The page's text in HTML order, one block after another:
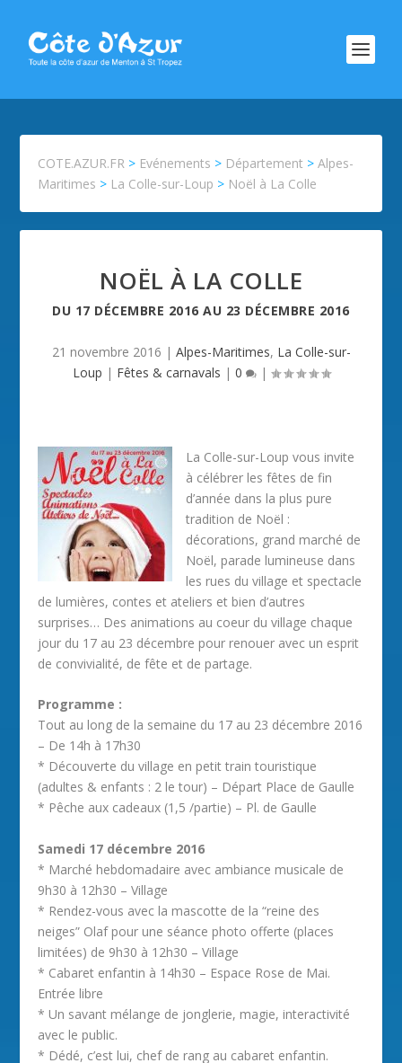
COTE.AZUR.FR > Evénements > Département >Alpes-
Maritimes > La Colle-sur-Loup > Noël à La Colle
NOËL À LA COLLE
DU 17 DÉCEMBRE 2016 AU 23 DÉCEMBRE 2016
21 novembre 2016 | Alpes-Maritimes, La Colle-sur-
Loup | Fêtes & carnavals | 0 |
La Colle-sur-Loup vous invite
à célébrer les fêtes de fin
d’année dans la plus pure
tradition de Noël :
décorations, grand marché de
Noël, parade lumineuse dans
les rues du village et spectacle
de lumières, contes et ateliers et bien d’autres
surprises… Des animations au coeur du village chaque
jour du 17 au 23 décembre pour renouer avec un esprit
de convivialité, de fête et de partage.
Programme :
Tout au long de la semaine du 17 au 23 décembre 2016
– De 14h à 17h30
* Découverte du village en petit train touristique
(adultes & enfants : 2 le tour) – Départ Place de Gaulle
* Pêche aux cadeaux (1,5 /partie) – Pl. de Gaulle
Samedi 17 décembre 2016
* Marché hebdomadaire avec ambiance musicale de
9h30 à 12h30 – Village
* Rendez-vous avec la mascotte de la “reine des
neiges” Olaf pour une séance photo offerte (places
limitées) de 9h30 à 12h30 – Village
* Cabaret enfantin à 14h30 – Espace Rose de Mai.
Entrée libre
* Un savant mélange de jonglerie, magie, interactivité
avec le public.
* Dédé, c’est lui, chef de rang au cabaret enfantin.